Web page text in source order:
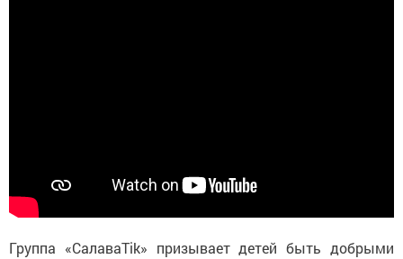
Группа «СалаваTik» призывает детей быть добрыми